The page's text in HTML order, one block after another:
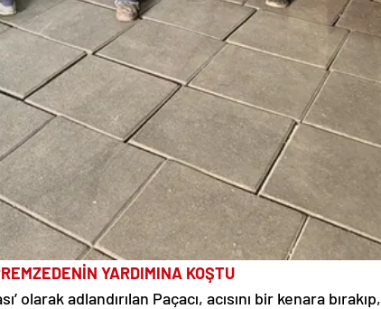
YARDIMINA KOŞTU
olarak adlandırılan Paçacı, acısını bir kenara bırakıp,